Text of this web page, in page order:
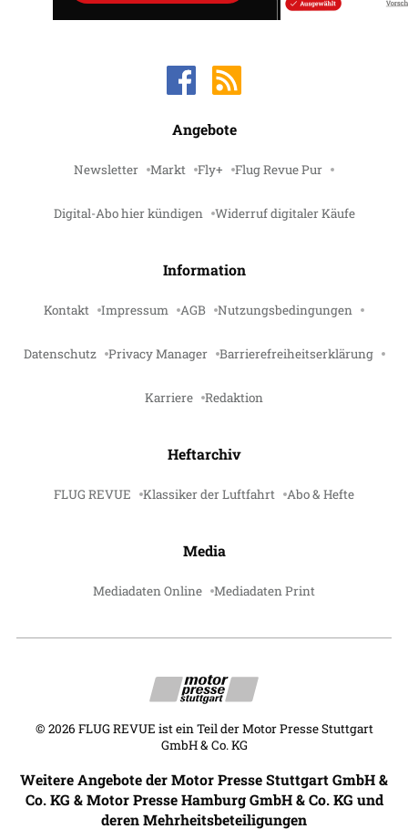
Angebote
Newsletter Markt Fly+ Flug Revue Pur
Digital-Abo hier kündigen Widerruf digitaler Käufe
Information
Kontakt Impressum AGB Nutzungsbedingungen
Datenschutz Privacy Manager Barrierefreiheitserklärung
Karriere Redaktion
Heftarchiv
FLUG REVUE Klassiker der Luftfahrt Abo & Hefte
Media
Mediadaten Online Mediadaten Print
© 2026 FLUG REVUE ist ein Teil der Motor Presse Stuttgart
GmbH & Co. KG
Weitere Angebote der Motor Presse Stuttgart GmbH &
Co. KG & Motor Presse Hamburg GmbH & Co. KG und
deren Mehrheitsbeteiligungen